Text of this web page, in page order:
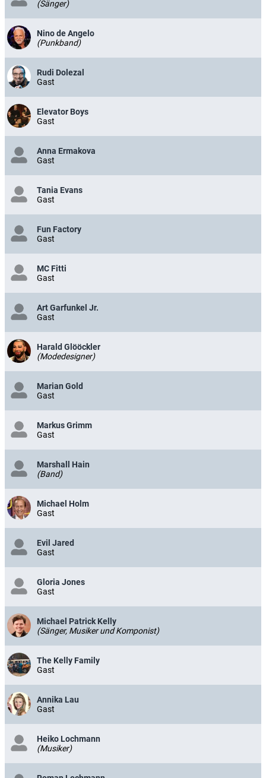
(Sänger)
Nino de Angelo
(Punkband)
Rudi Dolezal
Gast
Elevator Boys
Gast
Anna Ermakova
Gast
Tania Evans
Gast
Fun Factory
Gast
MC Fitti
Gast
Art Garfunkel Jr.
Gast
Harald Glööckler
(Modedesigner)
Marian Gold
Gast
Markus Grimm
Gast
Marshall Hain
(Band)
Michael Holm
Gast
Evil Jared
Gast
Gloria Jones
Gast
Michael Patrick Kelly
(Sänger, Musiker und Komponist)
The Kelly Family
Gast
Annika Lau
Gast
Heiko Lochmann
(Musiker)